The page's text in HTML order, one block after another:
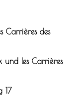
Carrières des
und les Carrières
17